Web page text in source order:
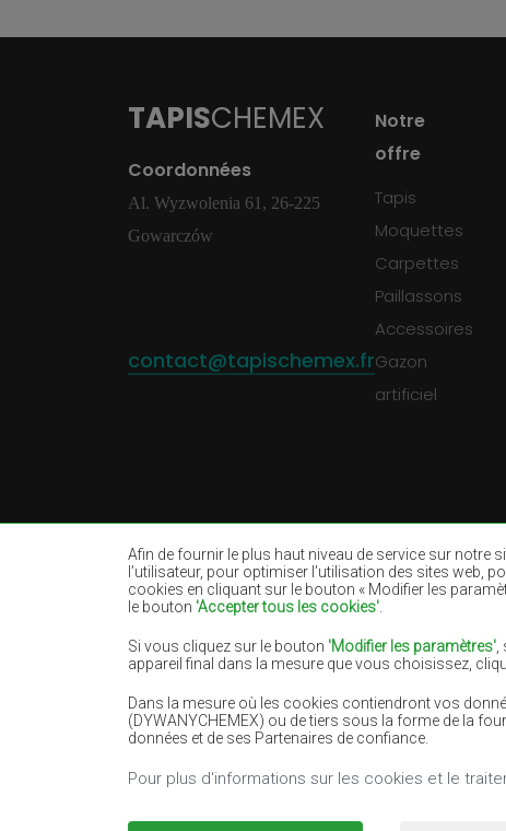
Afin de fournir le plus haut niveau de service sur notre
l’utilisateur, pour optimiser l’utilisation des sites web,
cookies en cliquant sur le bouton « Modifier les
le bouton 'Accepter tous les cookies'
Si vous cliquez sur le bouton 'Modifier les paramètres'
appareil final dans la mesure que vous choisissez,
Dans la mesure où les cookies contiendront vos
(DYWANYCHEMEX) ou de tiers sous la forme de la
données et de ses Partenaires de confiance.
Pour plus d'informations sur les cookies et le
TAPISCHEMEX
Coordonnées
Al. Wyzwolenia 61, 26-225
Gowarczów
contact@tapischemex.fr
Notre
offre
Tapis
Moquettes
Carpettes
Paillassons
Accessoires
Gazon
artificiel
Tapis beiges Tapis blancs
Tapis noirs
Tapis rouges
Tapis saumon
Tapis crème
Tapis bleus
Tapis oranges
Tapis verts
Tapis dorés